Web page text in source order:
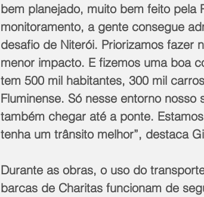
bem planejado, muito bem feito pela
monitoramento, a gente consegue
desafio de Niterói. Priorizamos fazer
menor impacto. E fizemos uma boa
tem 500 mil habitantes, 300 mil
Fluminense. Só nesse entorno
também chegar até a ponte.
tenha um trânsito melhor”, destaca
Durante as obras, o uso do
barcas de Charitas funcionam de